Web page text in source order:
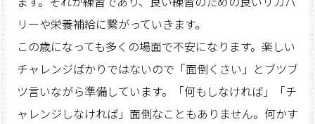
リーや栄養補給に繋がっていきます。
この歳になっても多くの場面で不安になります。楽しい
チャレンジばかりではないので「面倒くさい」とブツブ
ツ言いながら準備しています。「何もしなければ」「チ
ャレンジしなければ」面倒なこともありません。何かす